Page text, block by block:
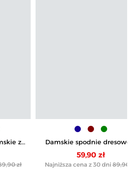
z
zł
Damskie spodnie dresowe
bawełny
59,90 zł
Najniższa cena z 30 dni 89,90